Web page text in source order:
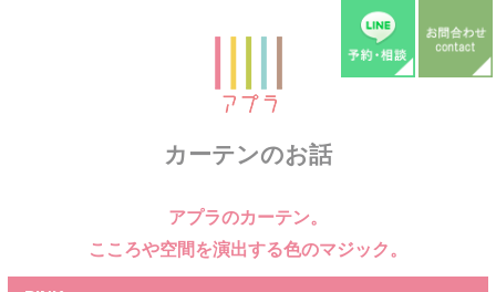
カーテンのお話
アプラのカーテン。
こころや空間を演出する色のマジック。